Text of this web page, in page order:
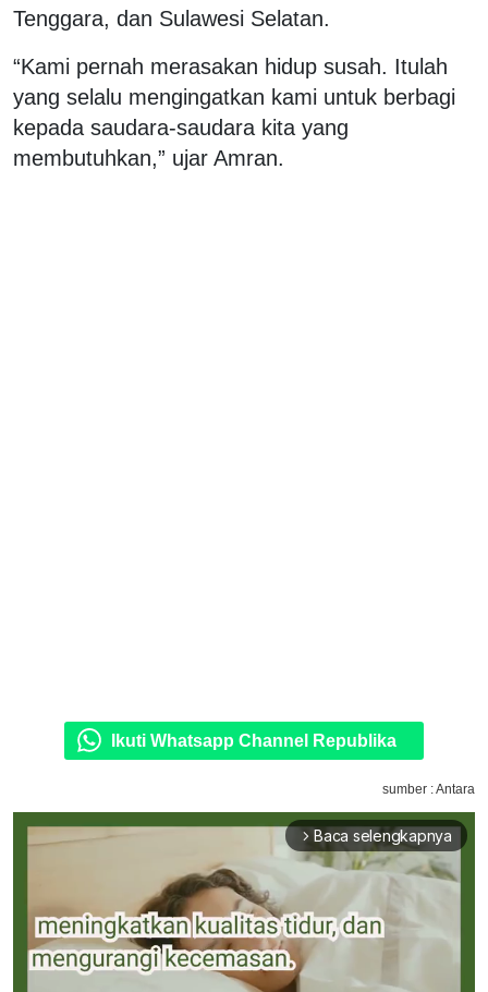
Tenggara, dan Sulawesi Selatan.
“Kami pernah merasakan hidup susah. Itulah
yang selalu mengingatkan kami untuk berbagi
kepada saudara-saudara kita yang
membutuhkan,” ujar Amran.
Ikuti Whatsapp Channel Republika
sumber : Antara
arrow_forward_ios Baca selengkapnya